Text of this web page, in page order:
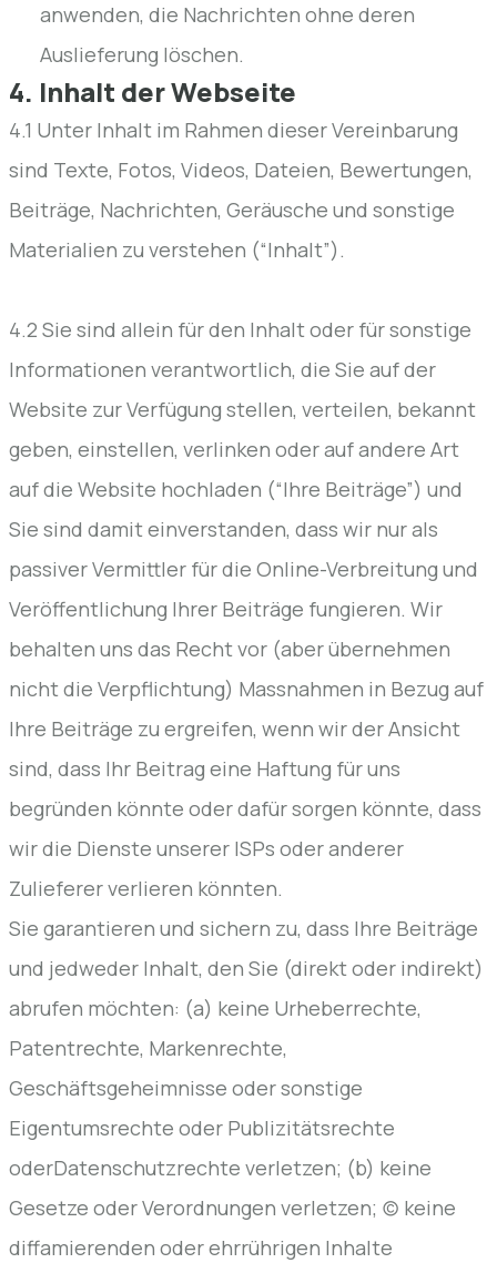
anwenden, die Nachrichten ohne deren
Auslieferung löschen.
4. Inhalt der Webseite
4.1 Unter Inhalt im Rahmen dieser Vereinbarung
sind Texte, Fotos, Videos, Dateien, Bewertungen,
Beiträge, Nachrichten, Geräusche und sonstige
Materialien zu verstehen (“Inhalt”).
4.2 Sie sind allein für den Inhalt oder für sonstige
Informationen verantwortlich, die Sie auf der
Website zur Verfügung stellen, verteilen, bekannt
geben, einstellen, verlinken oder auf andere Art
auf die Website hochladen (“Ihre Beiträge”) und
Sie sind damit einverstanden, dass wir nur als
passiver Vermittler für die Online-Verbreitung und
Veröffentlichung Ihrer Beiträge fungieren. Wir
behalten uns das Recht vor (aber übernehmen
nicht die Verpflichtung) Massnahmen in Bezug auf
Ihre Beiträge zu ergreifen, wenn wir der Ansicht
sind, dass Ihr Beitrag eine Haftung für uns
begründen könnte oder dafür sorgen könnte, dass
wir die Dienste unserer ISPs oder anderer
Zulieferer verlieren könnten.
Sie garantieren und sichern zu, dass Ihre Beiträge
und jedweder Inhalt, den Sie (direkt oder indirekt)
abrufen möchten: (a) keine Urheberrechte,
Patentrechte, Markenrechte,
Geschäftsgeheimnisse oder sonstige
Eigentumsrechte oder Publizitätsrechte
oderDatenschutzrechte verletzen; (b) keine
Gesetze oder Verordnungen verletzen; (c) keine
diffamierenden oder ehrrührigen Inhalte